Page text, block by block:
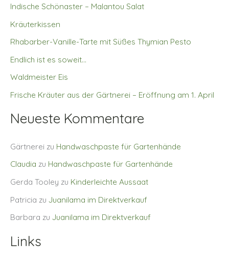
Indische Schönaster – Malantou Salat
Kräuterkissen
Rhabarber-Vanille-Tarte mit Süßes Thymian Pesto
Endlich ist es soweit…
Waldmeister Eis
Frische Kräuter aus der Gärtnerei – Eröffnung am 1. April
Neueste Kommentare
Gärtnerei zu Handwaschpaste für Gartenhände
Claudia zu Handwaschpaste für Gartenhände
Gerda Tooley zu Kinderleichte Aussaat
Patricia zu Juanilama im Direktverkauf
Barbara zu Juanilama im Direktverkauf
Links